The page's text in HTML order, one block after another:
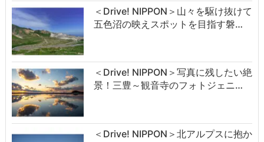
＜Drive! NIPPON＞山々を駆け抜けて
五色沼の映えスポットを目指す磐…
＜Drive! NIPPON＞写真に残したい絶
景！三豊～観音寺のフォトジェニ…
＜Drive! NIPPON＞北アルプスに抱か